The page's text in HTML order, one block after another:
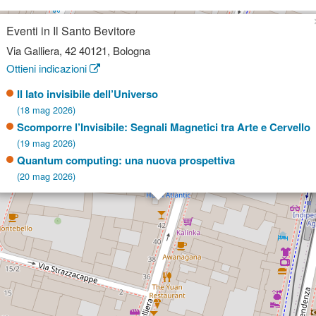
Eventi in Il Santo Bevitore
Via Galliera, 42 40121, Bologna
Ottieni indicazioni
Il lato invisibile dell’Universo
(18 mag 2026)
Scomporre l’Invisibile: Segnali Magnetici tra Arte e Cervello
(19 mag 2026)
Quantum computing: una nuova prospettiva
(20 mag 2026)